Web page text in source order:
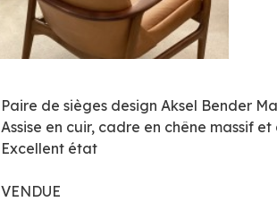
Paire de sièges design Aksel Bender
Assise en cuir, cadre en chêne massif
Excellent état
VENDUE